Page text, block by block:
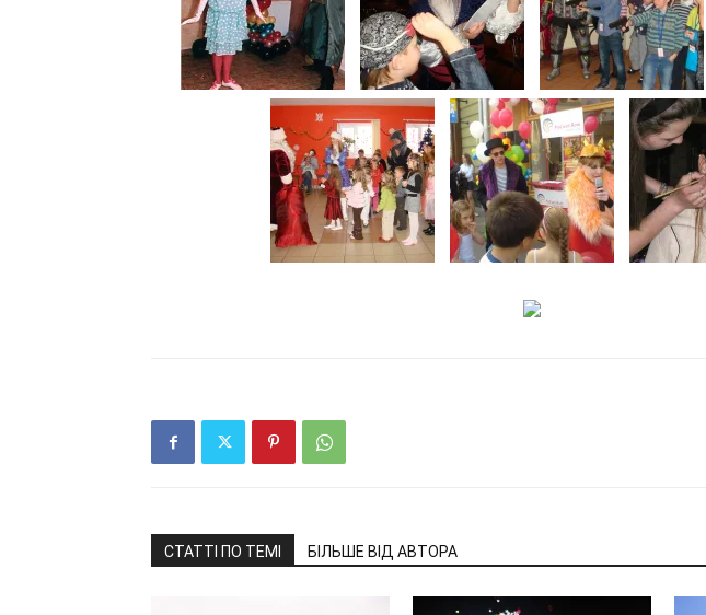
СТАТТІ ПО ТЕМІ БІЛЬШЕ ВІД АВТОРА